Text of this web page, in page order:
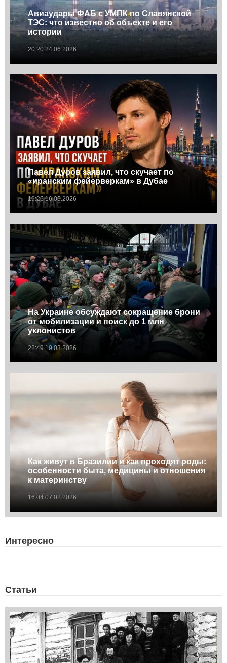
Авиаудары ФАБ с УМПК по Славянской
ТЭС: что известно об объекте и его
истории
20:20 24.06.2026
Павел Дуров заявил, что скучает по
«иранским фейерверкам» в Дубае
19:25 16.05.2026
На Украине обсуждают сокращение брони
от мобилизации и поиск до 1 млн
уклонистов
22:49 19.03.2026
Как живут в Бразилии и как проходят роды:
особенности быта, медицины и отношения
к материнству
16:04 07.02.2026
Интересно
Статьи